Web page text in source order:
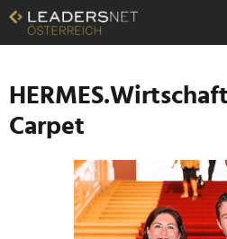
Zum
Inhalt
Zur
Navigation
Zur
Hauptnavigation
Carpet